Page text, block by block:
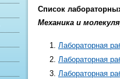
Список
Механика и
Лабораторная
Лабораторная
Лабораторная